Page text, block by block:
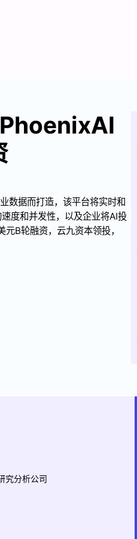
数据而打造，该平台将实时和
度和并发性，以及企业将AI投
B轮融资，云九资本领投，
究分析公司